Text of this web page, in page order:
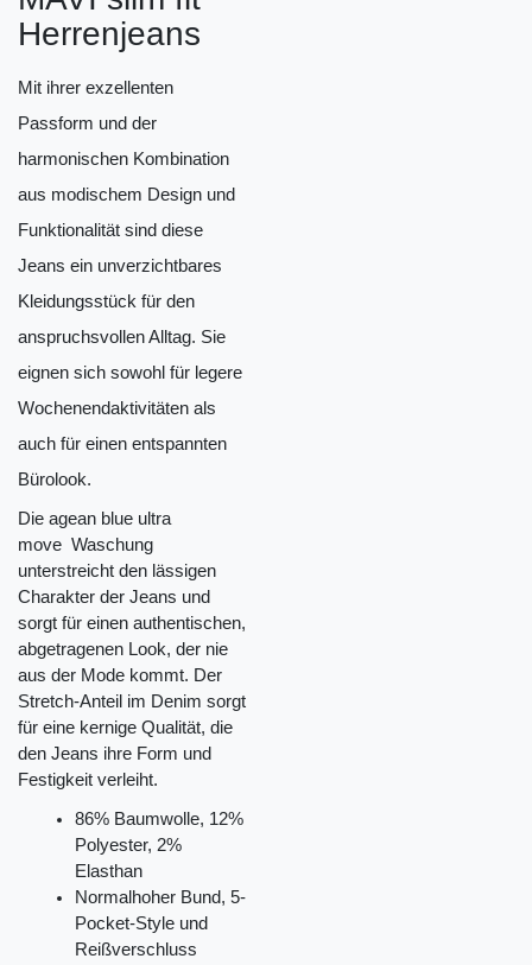
Herrenjeans
Mit ihrer exzellenten
Passform und der
harmonischen Kombination
aus modischem Design und
Funktionalität sind diese
Jeans ein unverzichtbares
Kleidungsstück für den
anspruchsvollen Alltag. Sie
eignen sich sowohl für legere
Wochenendaktivitäten als
auch für einen entspannten
Bürolook.
Die agean blue ultra
move Waschung
unterstreicht den lässigen
Charakter der Jeans und
sorgt für einen authentischen,
abgetragenen Look, der nie
aus der Mode kommt. Der
Stretch-Anteil im Denim sorgt
für eine kernige Qualität, die
den Jeans ihre Form und
Festigkeit verleiht.
86% Baumwolle, 12%
Polyester, 2%
Elasthan
Normalhoher Bund, 5-
Pocket-Style und
Reißverschluss